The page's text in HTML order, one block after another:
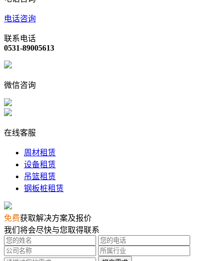
电话咨询
联系电话
0531-89005613
微信咨询
在线客服
周材租赁
设备租赁
吊篮租赁
钢板桩租赁
免费获取解决方案及报价
我们将会尽快与您取得联系